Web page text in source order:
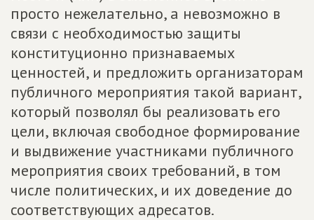
просто нежелательно, а невозможно в
связи с необходимостью защиты
конституционно признаваемых
ценностей, и предложить организаторам
публичного мероприятия такой вариант,
который позволял бы реализовать его
цели, включая свободное формирование
и выдвижение участниками публичного
мероприятия своих требований, в том
числе политических, и их доведение до
соответствующих адресатов.